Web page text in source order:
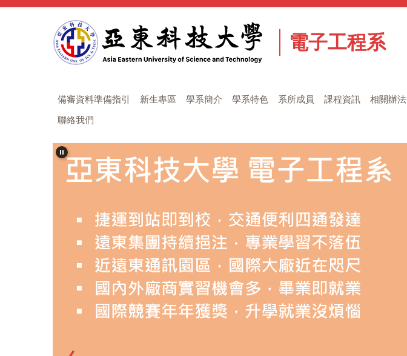
跳
電子工程系
備審資料準備指引 新生專區 學系簡介 學系特色 系所成員 課程資訊 相關辦法
聯絡我們